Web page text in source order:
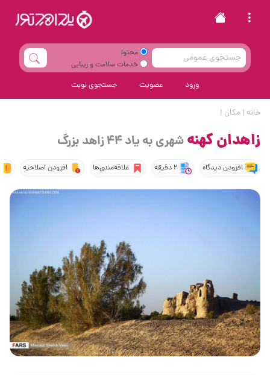
محتوا
خدمات سلامت و زیبایی
ورود عضویت جستجوی نوبت
خانه | مکان |
زاهدان کهنهشهری به یاد 44 زاهد بزرگ
افزودن دیدگاه 2 دقیقه علاقه‌مندی‌ها افزودن اصلاحیه